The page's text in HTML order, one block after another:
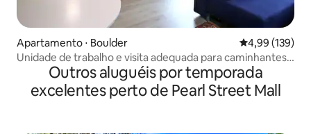
Apartamento ⋅ Boulder 4,99 de uma
4,99 (139)
Unidade de trabalho e visita adequada para caminhantes
perto de CUOutros aluguéis por temporada
excelentes perto de Pearl Street Mall